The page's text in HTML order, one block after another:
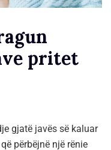
pritet
gjatë javës së kaluar
përbëjnë një rënie